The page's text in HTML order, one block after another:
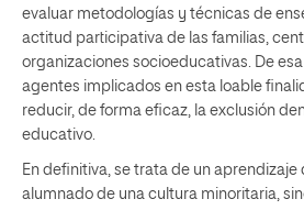
evaluar metodologías y técnicas de
actitud participativa de las familias,
organizaciones socioeducativas. De
agentes implicados en esta loable
reducir, de forma eficaz, la exclusión
educativo.
En definitiva, se trata de un aprendizaje
alumnado de una cultura minoritaria,